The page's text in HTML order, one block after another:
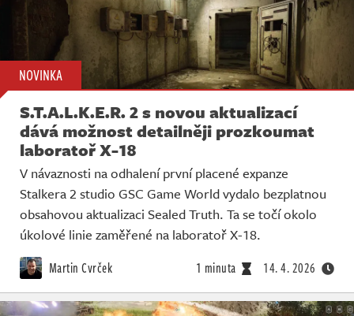
NOVINKA
S.T.A.L.K.E.R. 2 s novou aktualizací
dává možnost detailněji prozkoumat
laboratoř X-18
V návaznosti na odhalení první placené expanze
Stalkera 2 studio GSC Game World vydalo bezplatnou
obsahovou aktualizaci Sealed Truth. Ta se točí okolo
úkolové linie zaměřené na laboratoř X-18.
Martin Cvrček 1 minuta 14. 4. 2026